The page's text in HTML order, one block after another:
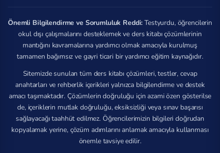
Önemli Bilgilendirme ve Sorumluluk Reddi: Testyurdu, öğrencilerin
okul dışı çalışmalarını desteklemek ve ders kitabı çözümlerinin
mantığını kavramalarına yardımcı olmak amacıyla kurulmuş
tamamen bağımsız ve gayri ticari bir yardımcı eğitim kaynağıdır.
Sitemizde sunulan tüm ders kitabı çözümleri, testler, cevap
anahtarları ve rehberlik içerikleri yalnızca bilgilendirme ve destek
amacı taşımaktadır. Çözümlerin doğruluğu için azami özen gösterilse
de, içeriklerin mutlak doğruluğu, eksiksizliği veya sınav başarısı
sağlayacağı taahhüt edilmez. Öğrencilerimizin bilgileri doğrudan
kopyalamak yerine, çözüm adımlarını anlamak amacıyla kullanması
önemle tavsiye edilir.